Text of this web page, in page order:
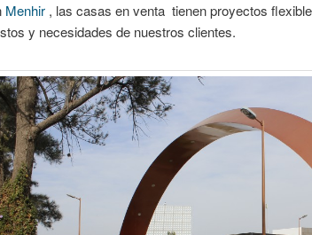
Menhir , las casas en venta tienen proyectos
y necesidades de nuestros clientes.